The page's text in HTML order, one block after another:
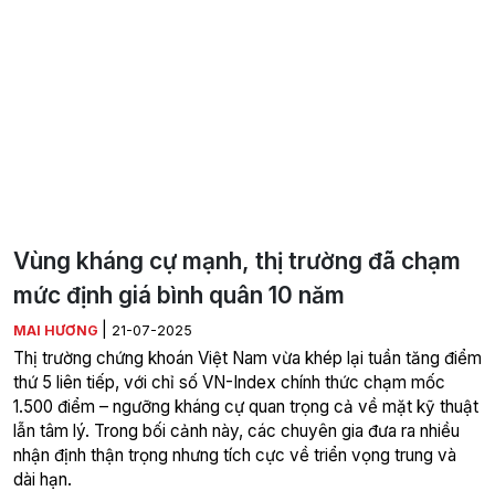
Vùng kháng cự mạnh, thị trường đã chạm
mức định giá bình quân 10 năm
MAI HƯƠNG 21-07-2025
Thị trường chứng khoán Việt Nam vừa khép lại tuần tăng điểm
thứ 5 liên tiếp, với chỉ số VN-Index chính thức chạm mốc
1.500 điểm – ngưỡng kháng cự quan trọng cả về mặt kỹ thuật
lẫn tâm lý. Trong bối cảnh này, các chuyên gia đưa ra nhiều
nhận định thận trọng nhưng tích cực về triển vọng trung và
dài hạn.